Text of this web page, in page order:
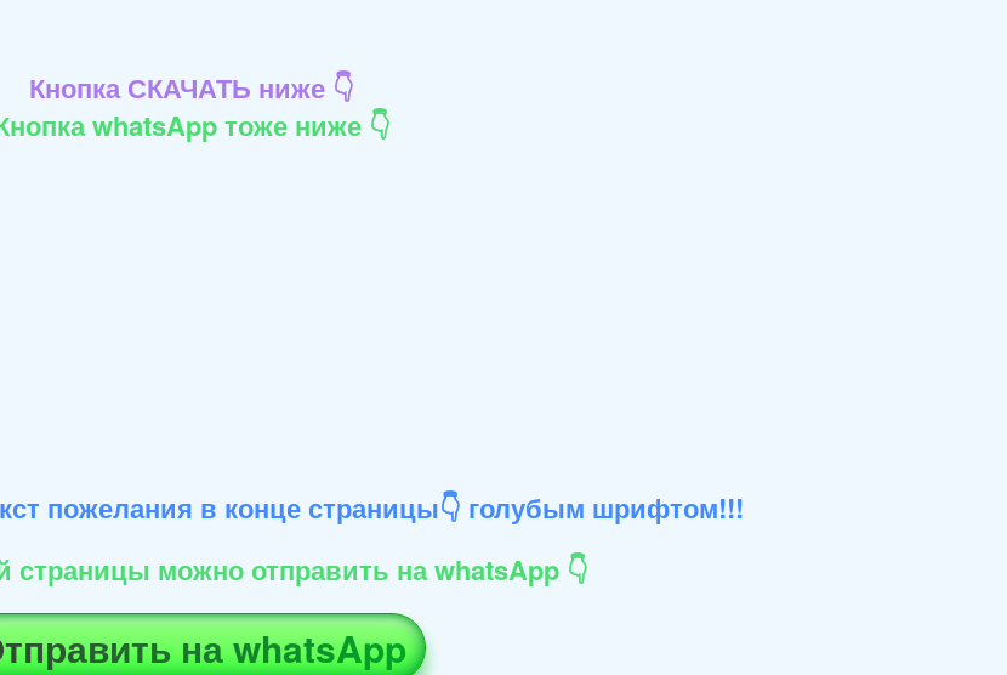
Кнопка СКАЧАТЬ ниже 👇
whatsApp тоже ниже 👇
пожелания в конце страницы👇 голубым шрифтом!!!
страницы можно отправить на whatsApp 👇
на whatsApp